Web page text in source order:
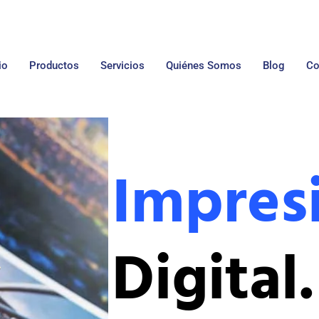
Productos Servicios Quiénes Somos Blog
Digital.